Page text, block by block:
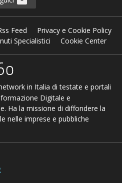
Feed
Privacy e Cookie Policy
Specialistici
Cookie Center
in Italia di testate e portali
Digitale e
Ha la missione di diffondere la
nelle imprese e pubbliche